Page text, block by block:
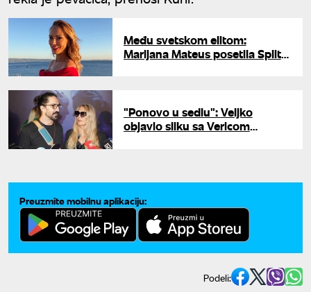
Među svetskom elitom:
Marijana Mateus posetila Split
"Ponovo u sedlu": Veljko
objavio sliku sa Vericom
Preuzmite mobilnu aplikaciju:
Podeli: